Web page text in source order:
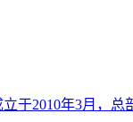
于2010年3月，